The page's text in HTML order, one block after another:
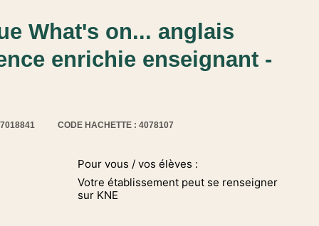
What's on... anglais
enrichie enseignant -
CODE HACHETTE : 4078107
Pour vous / vos élèves :
Votre établissement peut se renseigner
sur KNE